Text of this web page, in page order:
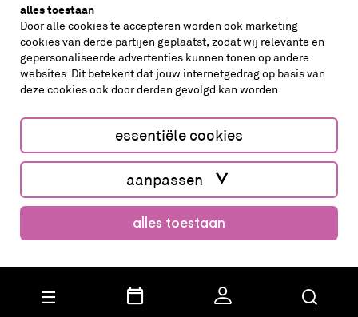
cookies aanpassen cookies/privacy
Website by The Cre8ion.Lab
alles toestaan
Door alle cookies te accepteren worden ook marketing
cookies van derde partijen geplaatst, zodat wij relevante en
gepersonaliseerde advertenties kunnen tonen op andere
websites. Dit betekent dat jouw internetgedrag op basis van
deze cookies ook door derden gevolgd kan worden.
essentiële cookies
aanpassen
alles toestaan